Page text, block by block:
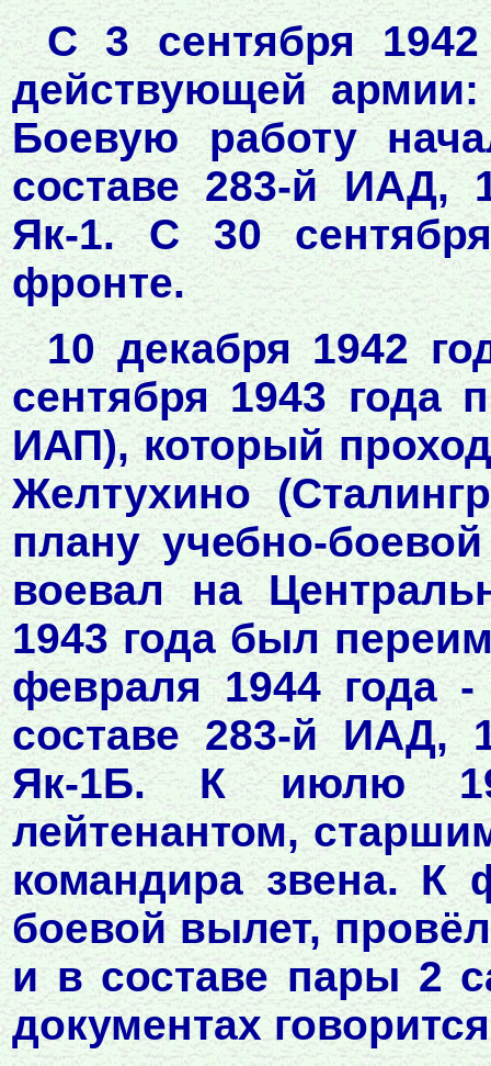
С 3 сентября
действующей
Боевую работу
составе 283-й ИАД,
Як-1. С 30
фронте.
10 декабря 1942
сентября 1943 года
ИАП), который
Желтухино
плану учебно-
воевал на
1943 года был
февраля 1944 года
составе 283-й ИАД,
Як-1Б. К июлю
лейтенантом,
командира звена. К
боевой вылет,
и в составе пары 2
документах